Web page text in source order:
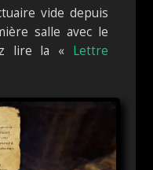
vide depuis
salle avec le
lire la « Lettre